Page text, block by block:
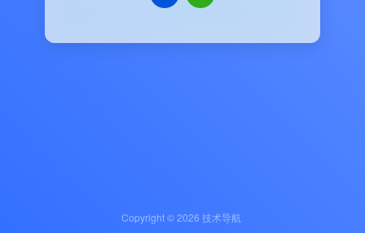
Copyright © 2026 技术导航